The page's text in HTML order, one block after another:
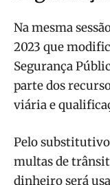
Na mesma
2023 que
Segurança
parte dos
viária e
Pelo substitutivo
multas de
dinheiro será